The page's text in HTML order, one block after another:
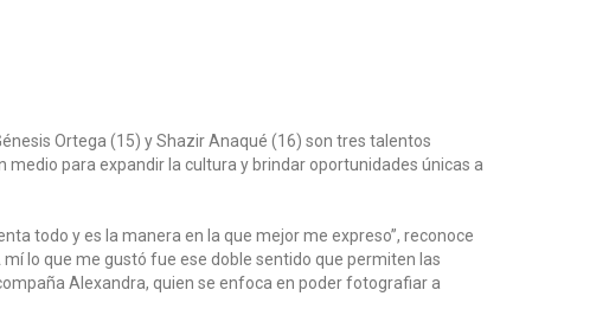
Ortega (15) y Shazir Anaqué (16) son tres talentos
para expandir la cultura y brindar oportunidades únicas a
todo y es la manera en la que mejor me expreso”, reconoce
lo que me gustó fue ese doble sentido que permiten las
Alexandra, quien se enfoca en poder fotografiar a